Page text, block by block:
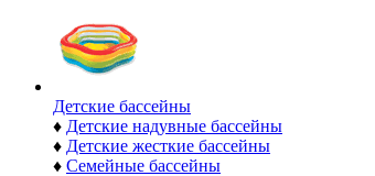
Детские бассейны
♦ Детские надувные бассейны
♦ Детские жесткие бассейны
♦ Семейные бассейны